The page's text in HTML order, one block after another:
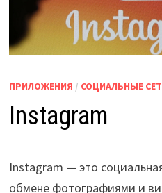
ПРИЛОЖЕНИЯ / СОЦИАЛЬНЫЕ
Instagram
Instagram — это
обмене фотографиями и